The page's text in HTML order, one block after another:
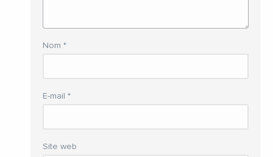
Nom *
E-mail *
Site web